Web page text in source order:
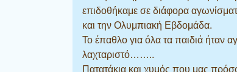
επιδοθήκαμε σε διάφορα
και την Ολυμπιακή Εβδομάδα.
Το έπαθλο για όλα τα παιδιά ήταν
λαχταριστό……..
Πατατάκια και χυμός που μας